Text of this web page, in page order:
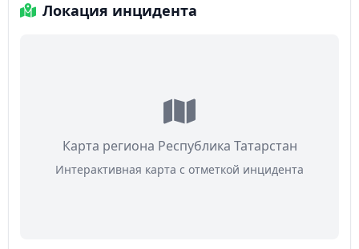
Локация инцидента
Карта региона Республика Татарстан
Интерактивная карта с отметкой инцидента